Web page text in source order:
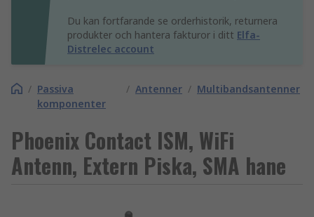
Du kan fortfarande se orderhistorik, returnera
produkter och hantera fakturor i ditt Elfa-
Distrelec account
/ Passiva
komponenter
/ Antenner / Multibandsantenner
Phoenix Contact ISM, WiFi
Antenn, Extern Piska, SMA hane